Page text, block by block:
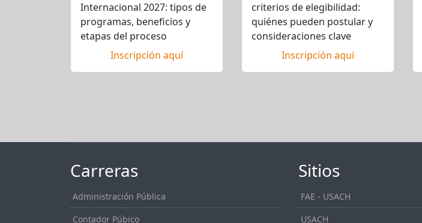
Internacional 2027: tipos de
programas, beneficios y
etapas del proceso
Inscripción aquí
criterios de elegibilidad:
quiénes pueden postular y
consideraciones clave
Inscripción aquí
Carreras
Administración Pública
Contador Púbico
Sitios
FAE - USACH
USACH